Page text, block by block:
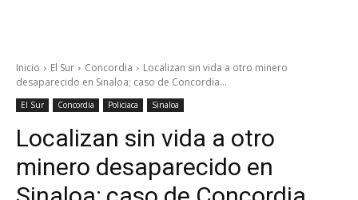
Inicio El Sur Concordia
Localizan sin vida a otro minero
desaparecido en Sinaloa; caso de Concordia...
El Sur Concordia Policiaca Sinaloa
Localizan sin vida a otro
minero desaparecido en